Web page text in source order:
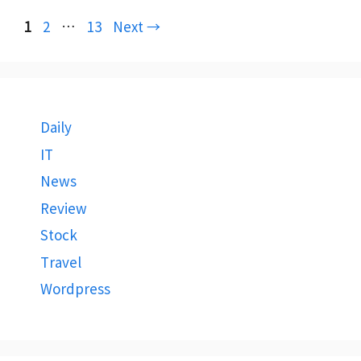
Page
1 Page
2 … Page
13 Next→
Daily
IT
News
Review
Stock
Travel
Wordpress